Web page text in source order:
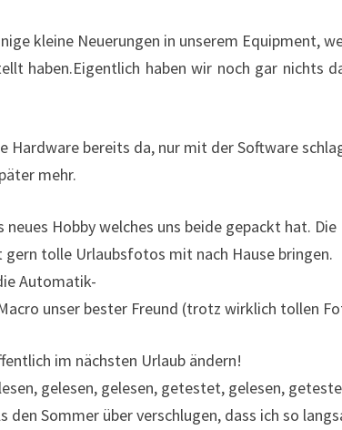
kleine Neuerungen in unserem Equipment,
haben.Eigentlich haben wir noch gar nichts
Hardware bereits da, nur mit der Software
mehr.
neues Hobby welches uns beide gepackt hat.
gern tolle Urlaubsfotos mit nach Hause bringen.
Automatik-
unser bester Freund (trotz wirklich tollen
im nächsten Urlaub ändern!
gelesen, gelesen, getestet, gelesen,
den Sommer über verschlugen, dass ich so